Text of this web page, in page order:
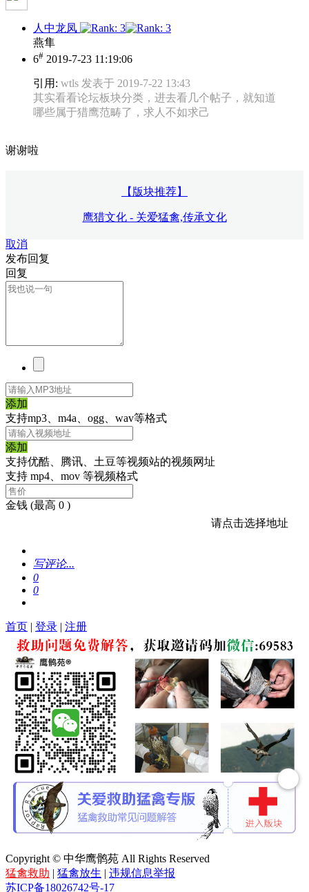
人中龙凤
燕隼
6# 2019-7-23 11:19:06
引用: wtls 发表于 2019-7-22 13:43
其实看看论坛板块分类，进去看几个帖子，就知道
哪些属于猎鹰范畴了，求人不如求己
谢谢啦
【版块推荐】
鹰猎文化 - 关爱猛禽,传承文化
取消
发布回复
回复
添加
支持mp3、m4a、ogg、wav等格式
添加
支持优酷、腾讯、土豆等视频站的视频网址
支持 mp4、mov 等视频格式
金钱 (最高 0 )
请点击选择地址
写评论...
0
0
首页 | 登录 | 注册
Copyright © 中华鹰鹘苑 All Rights Reserved
猛禽救助 | 猛禽放生 | 违规信息举报
苏ICP备18026742号-17